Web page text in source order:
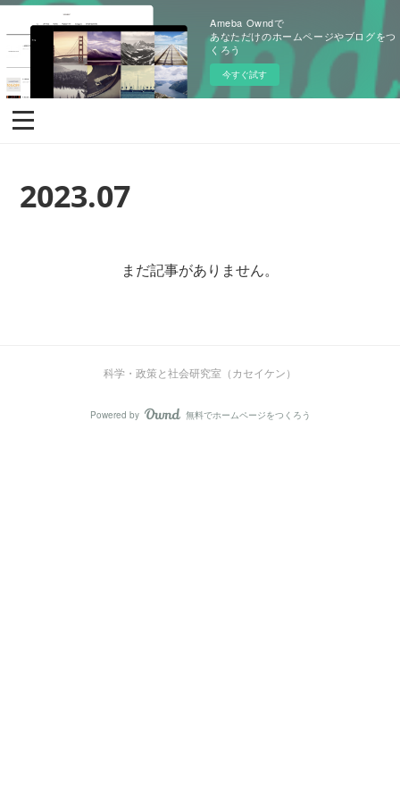
Ameba Owndで
あなただけのホームページやブログをつ
くろう
今すぐ試す
2023.07
まだ記事がありません。
科学・政策と社会研究室（カセイケン）
Powered by AmebaOwnd
無料でホームページをつくろう